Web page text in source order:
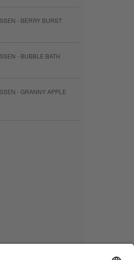
- BERRY BURST
- BUBBLE BATH
- GRANNY APPLE